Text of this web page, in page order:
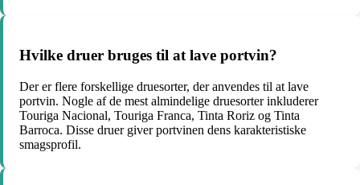
Hvilke druer bruges til at lave portvin?
Der er flere forskellige druesorter, der anvendes til at lave
portvin. Nogle af de mest almindelige druesorter inkluderer
Touriga Nacional, Touriga Franca, Tinta Roriz og Tinta
Barroca. Disse druer giver portvinen dens karakteristiske
smagsprofil.